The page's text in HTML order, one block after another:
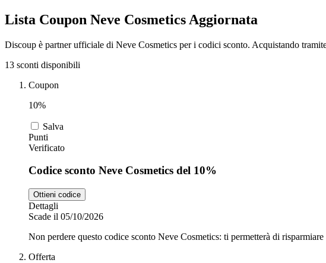
Lista Coupon Neve Cosmetics Aggiornata
Discoup è partner ufficiale di Neve Cosmetics per i codici sconto. Acquistando
13 sconti disponibili
Coupon
10%
Salva
Punti
Verificato
Codice sconto Neve Cosmetics del 10%
Ottieni codice
Dettagli
Scade il 05/10/2026
Non perdere questo codice sconto Neve Cosmetics: ti permetterà di
Offerta